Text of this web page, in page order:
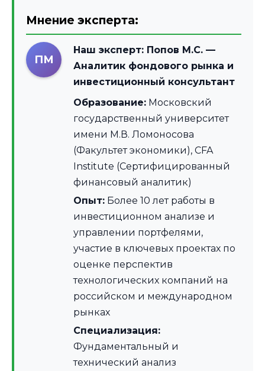
Мнение эксперта:
ПМ
Наш эксперт: Попов М.С. —
Аналитик фондового рынка и
инвестиционный консультант
Образование: Московский
государственный университет
имени М.В. Ломоносова
(Факультет экономики), CFA
Institute (Сертифицированный
финансовый аналитик)
Опыт: Более 10 лет работы в
инвестиционном анализе и
управлении портфелями,
участие в ключевых проектах по
оценке перспектив
технологических компаний на
российском и международном
рынках
Специализация:
Фундаментальный и
технический анализ